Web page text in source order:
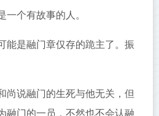
一个有故事的人。
能是融门章仅存的跪主了。振
尚说融门的生死与他无关，但
融门的一员，不然也不会认融